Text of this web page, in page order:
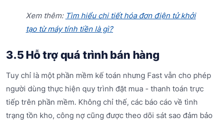
Xem thêm: Tìm hiểu chi tiết hóa đơn điện tử khởi
tạo từ máy tính tiền là gì?
3.5 Hỗ trợ quá trình bán hàng
Tuy chỉ là một phần mềm kế toán nhưng Fast vẫn cho phép
người dùng thực hiện quy trình đặt mua - thanh toán trực
tiếp trên phần mềm. Không chỉ thế, các báo cáo về tình
trạng tồn kho, công nợ cũng được theo dõi sát sao đảm bảo